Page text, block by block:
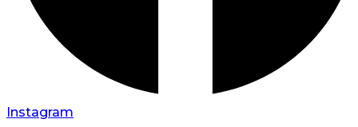
Instagram